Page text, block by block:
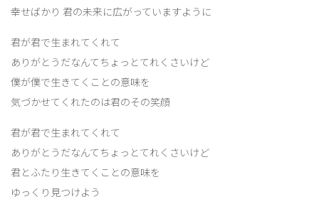
幸せばかり 君の未来に広がっていますように
君が君で生まれてくれて
ありがとうだなんてちょっとてれくさいけど
僕が僕で生きてくことの意味を
気づかせてくれたのは君のその笑顔
君が君で生まれてくれて
ありがとうだなんてちょっとてれくさいけど
君とふたり生きてくことの意味を
ゆっくり見つけよう